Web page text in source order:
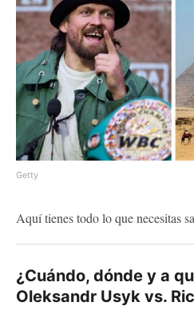
Getty
Aquí tienes todo lo que necesitas
¿Cuándo, dónde y a
Oleksandr Usyk vs.